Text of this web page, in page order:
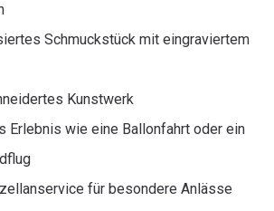
Schmuckstück mit eingraviertem
Kunstwerk
Erlebnis wie eine Ballonfahrt oder ein
für besondere Anlässe